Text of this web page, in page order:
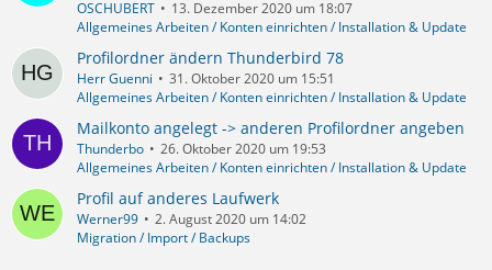
OSCHUBERT
13. Dezember 2020 um 18:07
Allgemeines Arbeiten / Konten einrichten / Installation & Update
Profilordner ändern Thunderbird 78
Herr Guenni
31. Oktober 2020 um 15:51
Allgemeines Arbeiten / Konten einrichten / Installation & Update
Mailkonto angelegt -> anderen Profilordner angeben
Thunderbo
26. Oktober 2020 um 19:53
Allgemeines Arbeiten / Konten einrichten / Installation & Update
Profil auf anderes Laufwerk
Werner99
2. August 2020 um 14:02
Migration / Import / Backups